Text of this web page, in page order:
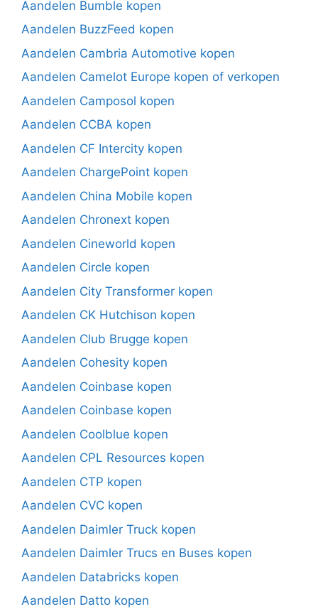
Aandelen Bumble kopen
Aandelen BuzzFeed kopen
Aandelen Cambria Automotive kopen
Aandelen Camelot Europe kopen of verkopen
Aandelen Camposol kopen
Aandelen CCBA kopen
Aandelen CF Intercity kopen
Aandelen ChargePoint kopen
Aandelen China Mobile kopen
Aandelen Chronext kopen
Aandelen Cineworld kopen
Aandelen Circle kopen
Aandelen City Transformer kopen
Aandelen CK Hutchison kopen
Aandelen Club Brugge kopen
Aandelen Cohesity kopen
Aandelen Coinbase kopen
Aandelen Coinbase kopen
Aandelen Coolblue kopen
Aandelen CPL Resources kopen
Aandelen CTP kopen
Aandelen CVC kopen
Aandelen Daimler Truck kopen
Aandelen Daimler Trucs en Buses kopen
Aandelen Databricks kopen
Aandelen Datto kopen